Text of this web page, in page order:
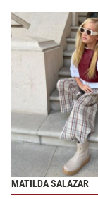
MATILDA SALAZAR